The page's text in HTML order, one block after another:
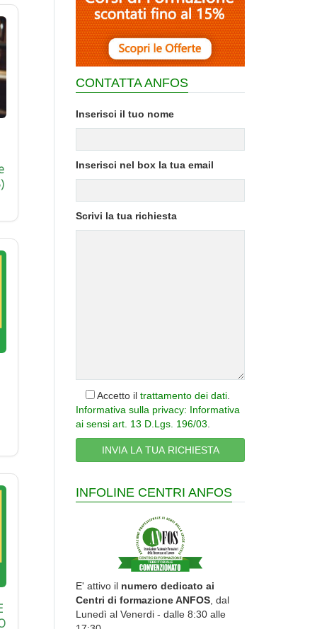
CONTATTA ANFOS
Inserisci il tuo nome
Inserisci nel box la tua email
Scrivi la tua richiesta
Accetto il trattamento dei dati
Informativa sulla privacy: Informativa
ai sensi art. 13 D.Lgs. 196/03
INFOLINE CENTRI ANFOS
E' attivo il numero dedicato ai
Centri di formazione ANFOS , dal
Lunedì al Venerdi - dalle 8:30 alle